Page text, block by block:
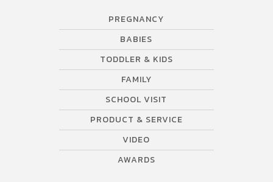
PREGNANCY
BABIES
TODDLER & KIDS
FAMILY
SCHOOL VISIT
PRODUCT & SERVICE
VIDEO
AWARDS